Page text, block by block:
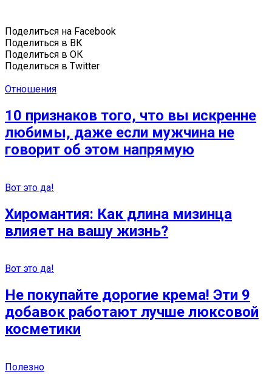
Поделиться на Facebook
Поделиться в ВК
Поделиться в ОК
Поделиться в Twitter
Отношения
10 признаков того, что вы искренне
любимы, даже если мужчина не
говорит об этом напрямую
Вот это да!
Хиромантия: Как длина мизинца
влияет на вашу жизнь?
Вот это да!
Не покупайте дорогие крема! Эти 9
добавок работают лучше люксовой
косметики
Полезно